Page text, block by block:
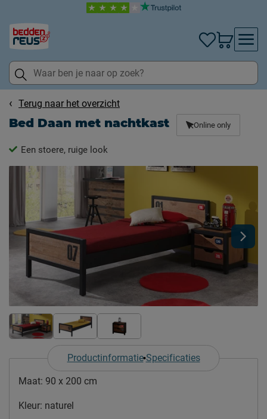
Terug naar het overzicht
Bed Daan met nachtkast Online only
Een stoere, ruige look
Productinformatie Specificaties
Maat: 90 x 200 cm
Kleur: naturel